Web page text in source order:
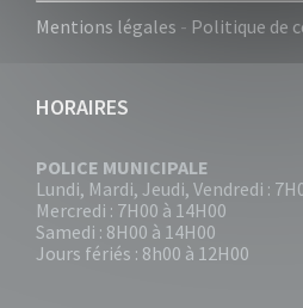
Mentions légales - Politique de
HORAIRES
POLICE MUNICIPALE
Lundi, Mardi, Jeudi, Vendredi :
Mercredi : 7H00 à 14H00
Samedi : 8H00 à 14H00
Jours fériés : 8h00 à 12H00